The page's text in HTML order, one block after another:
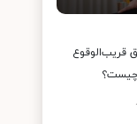
قریب‌الوقوع
چیست؟